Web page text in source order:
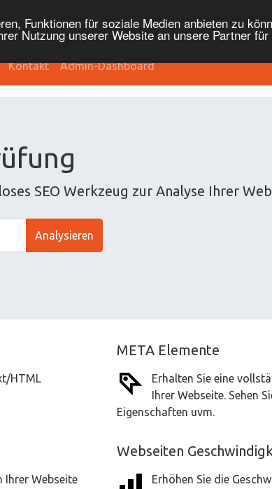
Funktionen für soziale Medien anbieten zu
Nutzung unserer Website an unsere Partner
Kontakt Admin-Dashboard
SEO Werkzeug zur Analyse Ihrer
Analysieren
HTML
META Elemente
Erhalten Sie eine
Ihrer Webseite. Sehen
Eigenschaften uvm.
Ihrer Webseite
Webseiten
Erhöhen Sie die